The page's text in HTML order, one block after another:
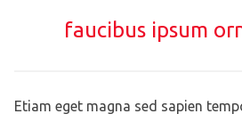
faucibus ipsum
Etiam eget magna sed sapien